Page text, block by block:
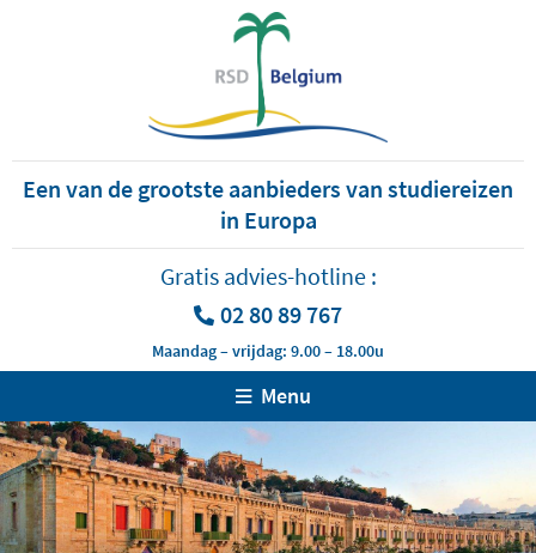
Een van de grootste aanbieders van studiereizen
in Europa
Gratis advies-hotline :
02 80 89 767
Maandag – vrijdag: 9.00 – 18.00u
Menu